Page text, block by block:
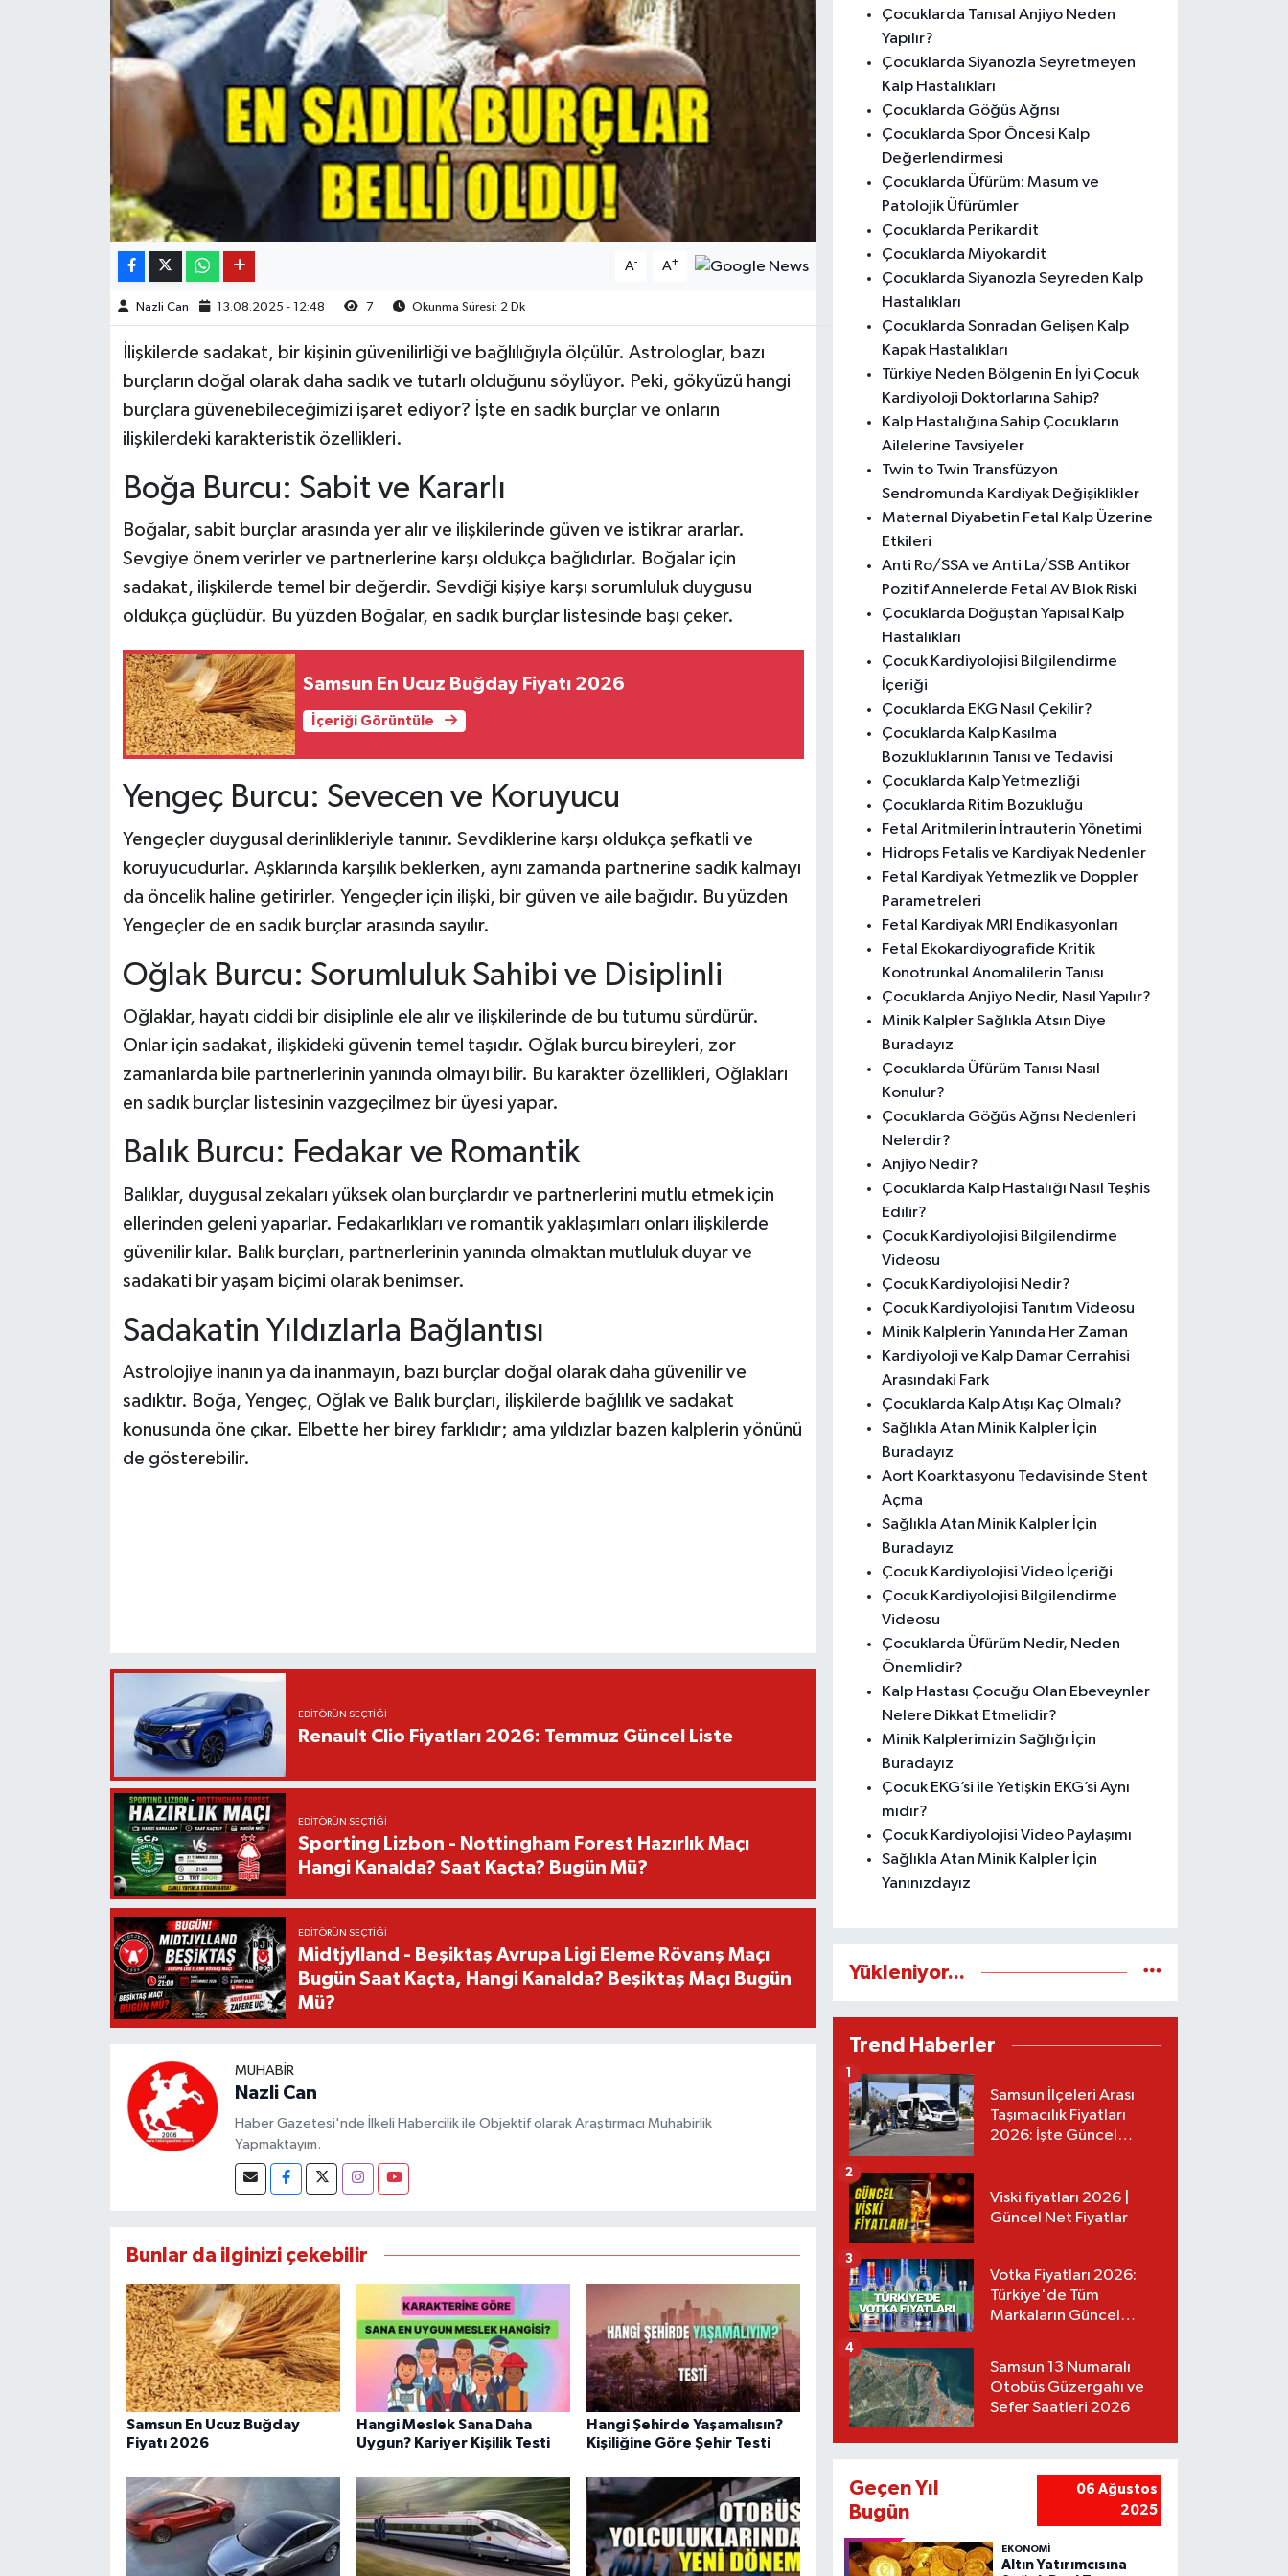
A- A+
Nazli Can 13.08.2025 - 12:48 7 Okunma Süresi: 2 Dk
İlişkilerde sadakat, bir kişinin güvenilirliği ve bağlılığıyla ölçülür. Astrologlar, bazı
burçların doğal olarak daha sadık ve tutarlı olduğunu söylüyor. Peki, gökyüzü hangi
burçlara güvenebileceğimizi işaret ediyor? İşte en sadık burçlar ve onların
ilişkilerdeki karakteristik özellikleri.
Boğa Burcu: Sabit ve Kararlı
Boğalar, sabit burçlar arasında yer alır ve ilişkilerinde güven ve istikrar ararlar.
Sevgiye önem verirler ve partnerlerine karşı oldukça bağlıdırlar. Boğalar için
sadakat, ilişkilerde temel bir değerdir. Sevdiği kişiye karşı sorumluluk duygusu
oldukça güçlüdür. Bu yüzden Boğalar, en sadık burçlar listesinde başı çeker.
Samsun En Ucuz Buğday Fiyatı 2026
İçeriği Görüntüle
Yengeç Burcu: Sevecen ve Koruyucu
Yengeçler duygusal derinlikleriyle tanınır. Sevdiklerine karşı oldukça şefkatli ve
koruyucudurlar. Aşklarında karşılık beklerken, aynı zamanda partnerine sadık kalmayı
da öncelik haline getirirler. Yengeçler için ilişki, bir güven ve aile bağıdır. Bu yüzden
Yengeçler de en sadık burçlar arasında sayılır.
Oğlak Burcu: Sorumluluk Sahibi ve Disiplinli
Oğlaklar, hayatı ciddi bir disiplinle ele alır ve ilişkilerinde de bu tutumu sürdürür.
Onlar için sadakat, ilişkideki güvenin temel taşıdır. Oğlak burcu bireyleri, zor
zamanlarda bile partnerlerinin yanında olmayı bilir. Bu karakter özellikleri, Oğlakları
en sadık burçlar listesinin vazgeçilmez bir üyesi yapar.
Balık Burcu: Fedakar ve Romantik
Balıklar, duygusal zekaları yüksek olan burçlardır ve partnerlerini mutlu etmek için
ellerinden geleni yaparlar. Fedakarlıkları ve romantik yaklaşımları onları ilişkilerde
güvenilir kılar. Balık burçları, partnerlerinin yanında olmaktan mutluluk duyar ve
sadakati bir yaşam biçimi olarak benimser.
Sadakatin Yıldızlarla Bağlantısı
Astrolojiye inanın ya da inanmayın, bazı burçlar doğal olarak daha güvenilir ve
sadıktır. Boğa, Yengeç, Oğlak ve Balık burçları, ilişkilerde bağlılık ve sadakat
konusunda öne çıkar. Elbette her birey farklıdır; ama yıldızlar bazen kalplerin yönünü
de gösterebilir.
EDITÖRÜN SEÇTIĞI
Renault Clio Fiyatları 2026: Temmuz Güncel Liste
EDITÖRÜN SEÇTIĞI
Sporting Lizbon - Nottingham Forest Hazırlık Maçı
Hangi Kanalda? Saat Kaçta? Bugün Mü?
EDITÖRÜN SEÇTIĞI
Midtjylland - Beşiktaş Avrupa Ligi Eleme Rövanş Maçı
Bugün Saat Kaçta, Hangi Kanalda? Beşiktaş Maçı Bugün
Mü?
MUHABIR
Nazli Can
Haber Gazetesi'nde İlkeli Habercilik ile Objektif olarak Araştırmacı Muhabirlik
Yapmaktayım.
Bunlar da ilginizi çekebilir
Samsun En Ucuz Buğday
Fiyatı 2026
Hangi Meslek Sana Daha
Uygun? Kariyer Kişilik Testi
Hangi Şehirde Yaşamalısın?
Kişiliğine Göre Şehir Testi
Çocuklarda Tanısal Anjiyo Neden
Yapılır?
Çocuklarda Siyanozla Seyretmeyen
Kalp Hastalıkları
Çocuklarda Göğüs Ağrısı
Çocuklarda Spor Öncesi Kalp
Değerlendirmesi
Çocuklarda Üfürüm: Masum ve
Patolojik Üfürümler
Çocuklarda Perikardit
Çocuklarda Miyokardit
Çocuklarda Siyanozla Seyreden Kalp
Hastalıkları
Çocuklarda Sonradan Gelişen Kalp
Kapak Hastalıkları
Türkiye Neden Bölgenin En İyi Çocuk
Kardiyoloji Doktorlarına Sahip?
Kalp Hastalığına Sahip Çocukların
Ailelerine Tavsiyeler
Twin to Twin Transfüzyon
Sendromunda Kardiyak Değişiklikler
Maternal Diyabetin Fetal Kalp Üzerine
Etkileri
Anti Ro/SSA ve Anti La/SSB Antikor
Pozitif Annelerde Fetal AV Blok Riski
Çocuklarda Doğuştan Yapısal Kalp
Hastalıkları
Çocuk Kardiyolojisi Bilgilendirme
İçeriği
Çocuklarda EKG Nasıl Çekilir?
Çocuklarda Kalp Kasılma
Bozukluklarının Tanısı ve Tedavisi
Çocuklarda Kalp Yetmezliği
Çocuklarda Ritim Bozukluğu
Fetal Aritmilerin İntrauterin Yönetimi
Hidrops Fetalis ve Kardiyak Nedenler
Fetal Kardiyak Yetmezlik ve Doppler
Parametreleri
Fetal Kardiyak MRI Endikasyonları
Fetal Ekokardiyografide Kritik
Konotrunkal Anomalilerin Tanısı
Çocuklarda Anjiyo Nedir, Nasıl Yapılır?
Minik Kalpler Sağlıkla Atsın Diye
Buradayız
Çocuklarda Üfürüm Tanısı Nasıl
Konulur?
Çocuklarda Göğüs Ağrısı Nedenleri
Nelerdir?
Anjiyo Nedir?
Çocuklarda Kalp Hastalığı Nasıl Teşhis
Edilir?
Çocuk Kardiyolojisi Bilgilendirme
Videosu
Çocuk Kardiyolojisi Nedir?
Çocuk Kardiyolojisi Tanıtım Videosu
Minik Kalplerin Yanında Her Zaman
Kardiyoloji ve Kalp Damar Cerrahisi
Arasındaki Fark
Çocuklarda Kalp Atışı Kaç Olmalı?
Sağlıkla Atan Minik Kalpler İçin
Buradayız
Aort Koarktasyonu Tedavisinde Stent
Açma
Sağlıkla Atan Minik Kalpler İçin
Buradayız
Çocuk Kardiyolojisi Video İçeriği
Çocuk Kardiyolojisi Bilgilendirme
Videosu
Çocuklarda Üfürüm Nedir, Neden
Önemlidir?
Kalp Hastası Çocuğu Olan Ebeveynler
Nelere Dikkat Etmelidir?
Minik Kalplerimizin Sağlığı İçin
Buradayız
Çocuk EKG’si ile Yetişkin EKG’si Aynı
mıdır?
Çocuk Kardiyolojisi Video Paylaşımı
Sağlıkla Atan Minik Kalpler İçin
Yanınızdayız
Yükleniyor...
Trend Haberler
Samsun İlçeleri Arası
Taşımacılık Fiyatları
2026: İşte Güncel
1
Viski fiyatları 2026 |
Güncel Net Fiyatlar
2
Votka Fiyatları 2026:
Türkiye'de Tüm
Markaların Güncel
3
Samsun 13 Numaralı
Otobüs Güzergahı ve
Sefer Saatleri 2026
4
Geçen Yıl
Bugün
06 Ağustos
2025
EKONOMİ
Altın Yatırımcısına